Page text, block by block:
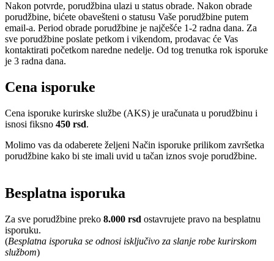
Nakon potvrde, porudžbina ulazi u status obrade. Nakon obrade
porudžbine, bićete obavešteni o statusu Vaše porudžbine putem
email-a. Period obrade porudžbine je najčešće 1-2 radna dana. Za
sve porudžbine poslate petkom i vikendom, prodavac će Vas
kontaktirati početkom naredne nedelje. Od tog trenutka rok isporuke
je 3 radna dana.
Cena isporuke
Cena isporuke kurirske službe (AKS) je uračunata u porudžbinu i
isnosi fiksno 450 rsd.
Molimo vas da odaberete željeni Način isporuke prilikom završetka
porudžbine kako bi ste imali uvid u tačan iznos svoje porudžbine.
Besplatna isporuka
Za sve porudžbine preko 8.000 rsd ostavrujete pravo na besplatnu
isporuku.
(Besplatna isporuka se odnosi isključivo za slanje robe kurirskom
službom)